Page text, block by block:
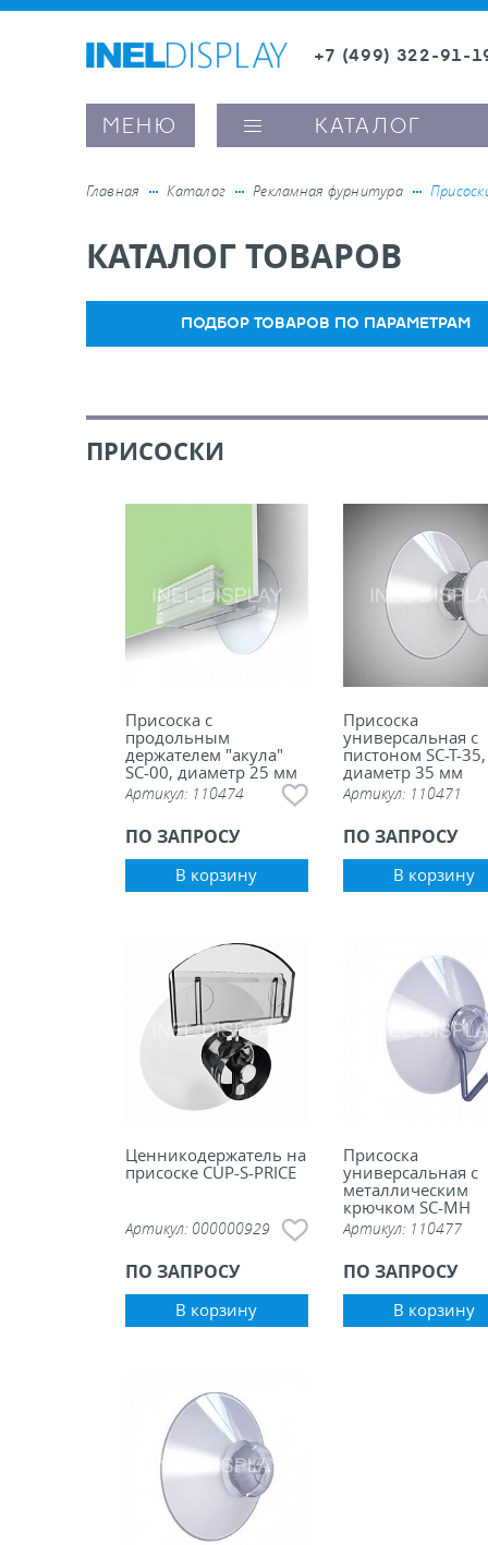
+7 (499) 322-91-
МЕНЮ КАТАЛОГ
ценникодержатели
полочного пространства
оборудование, комплектующие
рамки и аксессуары
напольные, подвесные, на полку
покупателей
конструкции из алюминиевого
Главная Каталог Рекламная фурнитура
КАТАЛОГ ТОВАРОВ
ПОДБОР ТОВАРОВ ПО ПАРАМЕТРАМ
ПРИСОСКИ
Присоска с
продольным
держателем "акула"
SC-00, диаметр 25 мм
Артикул: 110474
ПО ЗАПРОСУ
В корзину
Присоска
универсальная с
пистоном SC-T-35,
диаметр 35 мм
Артикул: 110471
ПО ЗАПРОСУ
В корзину
Ценникодержатель на
присоске CUP-S-PRICE
Артикул: 000000929
ПО ЗАПРОСУ
В корзину
Присоска
универсальная с
металлическим
крючком SC-MH
Артикул: 110477
ПО ЗАПРОСУ
В корзину